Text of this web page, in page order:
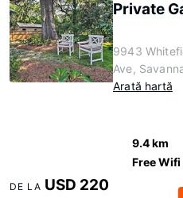
Private
9943
Ave,
Arată hartă
9.4 km
Free Wifi
DE LA USD 220